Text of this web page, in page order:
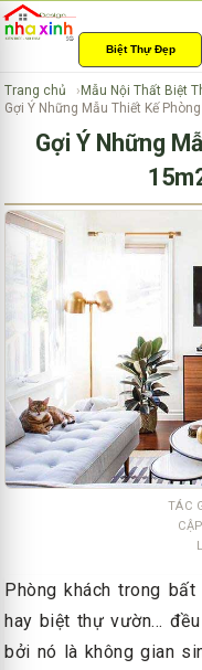
Biệt Thự Đẹp
Trang chủ
Mẫu Nội Thất Biệt
Gợi Ý Những Mẫu Thiết Kế
Gợi Ý Những
TÁC
Phòng khách trong
hay biệt thự vườn…
bởi nó là không gian